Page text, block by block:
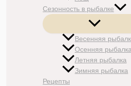
Сезонность в рыбалке
меню
Весенняя
Осенняя
Летняя рыбалка
Зимняя рыбалка
Рецепты